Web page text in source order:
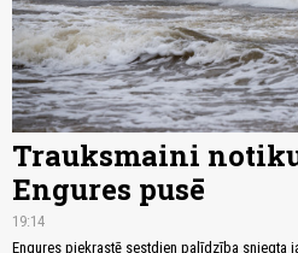
Trauksmaini
Engures pusē
19:14
Engures piekrastē sestdien palīdzība sniegta